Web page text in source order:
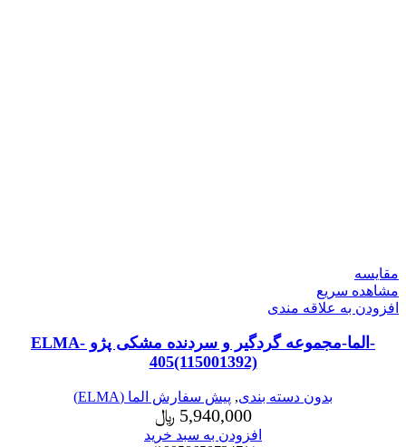
مقایسه
مشاهده سریع
افزودن به علاقه مندی
-الما-مجموعه گردگیر و سردنده مشکی پژو ELMA-
405(115001392)
بدون دسته بندی, پیش سفارش الما (ELMA)
5,940,000 ﷼
افزودن به سبد خرید